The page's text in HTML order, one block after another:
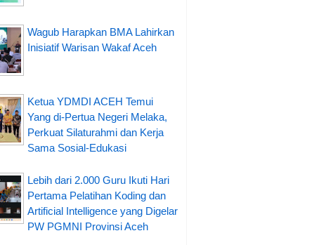
Wagub Harapkan BMA Lahirkan
Inisiatif Warisan Wakaf Aceh
Ketua YDMDI ACEH Temui
Yang di-Pertua Negeri Melaka,
Perkuat Silaturahmi dan Kerja
Sama Sosial-Edukasi
Lebih dari 2.000 Guru Ikuti Hari
Pertama Pelatihan Koding dan
Artificial Intelligence yang Digelar
PW PGMNI Provinsi Aceh